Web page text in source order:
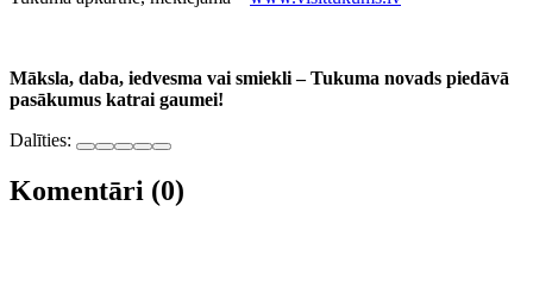
Māksla, daba, iedvesma vai smiekli – Tukuma novads piedāvā
pasākumus katrai gaumei!
Dalīties:
Komentāri (0)